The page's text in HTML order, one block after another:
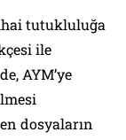
tutukluluğa
ile
AYM’ye
dosyaların